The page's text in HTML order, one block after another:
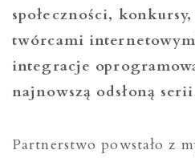
społeczności,
twórcami
integracje
najnowszą odsłoną
Partnerstwo powstało z